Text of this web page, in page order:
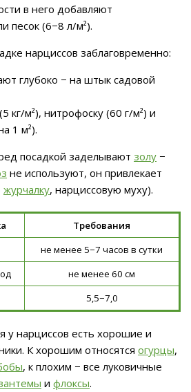
в него добавляют
песок (6−8 л/м²).
нарциссов заблаговременно:
глубоко − на штык садовой
кг/м²), нитрофоску (60 г/м²) и
1 м²).
посадкой заделывают золу −
не используют, он привлекает
журчалку, нарциссовую муху).
Требования
не менее 5−7 часов в сутки
не менее 60 см
5,5−7,0
у нарциссов есть хорошие и
К хорошим относятся огурцы,
, к плохим − все луковичные
и флоксы.